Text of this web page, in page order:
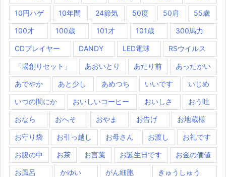
10円ハゲ 10年間 24節気 50度 50肩 55歳
100才 100歳 101才 101歳 300馬力
CDプレイヤー DANDY LED電球 RSウイルス
「場創りセット」 あおいとり あたり前 あったかい
あでやか あと少し あめつち いいです いじめ
いつの間にか おいしいコーヒー おいしさ おう吐
おなら おへそ おやま お告げ お地蔵様
お守り袋 お引っ越し お母さん お渡し お礼です
お腹の中 お茶 お言葉 お誕生日です お金の価値
お風呂 かゆい がん細胞 きゅうしゅう